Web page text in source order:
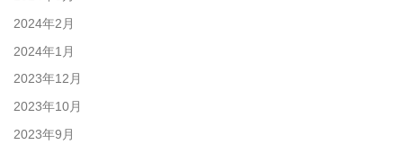
2024年2月
2024年1月
2023年12月
2023年10月
2023年9月